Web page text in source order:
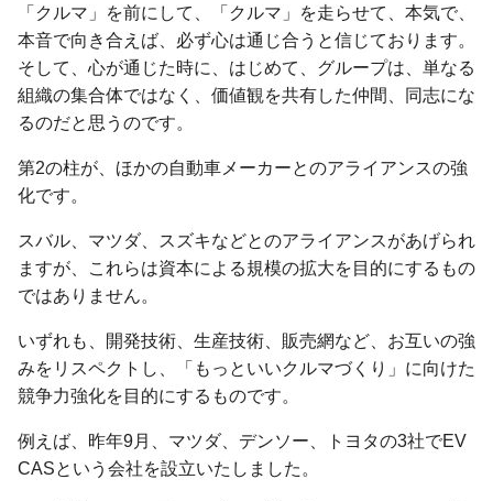
「クルマ」を前にして、「クルマ」を走らせて、本気で、
本音で向き合えば、必ず心は通じ合うと信じております。
そして、心が通じた時に、はじめて、グループは、単なる
組織の集合体ではなく、価値観を共有した仲間、同志にな
るのだと思うのです。
第2の柱が、ほかの自動車メーカーとのアライアンスの強
化です。
スバル、マツダ、スズキなどとのアライアンスがあげられ
ますが、これらは資本による規模の拡大を目的にするもの
ではありません。
いずれも、開発技術、生産技術、販売網など、お互いの強
みをリスペクトし、「もっといいクルマづくり」に向けた
競争力強化を目的にするものです。
例えば、昨年9月、マツダ、デンソー、トヨタの3社でEV
CASという会社を設立いたしました。